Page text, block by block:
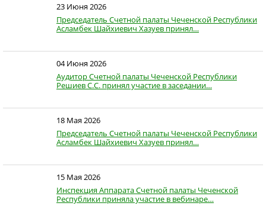
23 Июня 2026
Председатель Счетной палаты Чеченской Республики
Асламбек Шайхиевич Хазуев принял…
04 Июня 2026
Аудитор Счетной палаты Чеченской Республики
Решиев С.С. принял участие в заседании…
18 Мая 2026
Председатель Счетной палаты Чеченской Республики
Асламбек Шайхиевич Хазуев принял…
15 Мая 2026
Инспекция Аппарата Счетной палаты Чеченской
Республики приняла участие в вебинаре…